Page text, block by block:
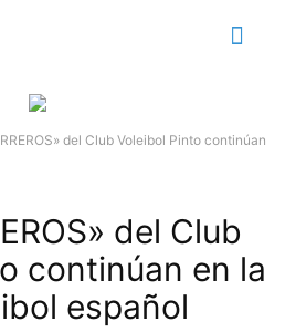
del Club Voleibol Pinto continúan
del Club
continúan en la
español